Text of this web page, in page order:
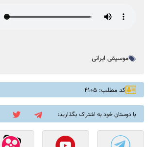
موسیقی ایرانی
کد مطلب: ۴۱۰۵
با دوستان خود به اشتراک بگذارید: